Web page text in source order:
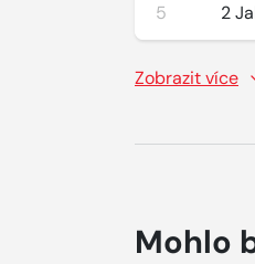
5 2
Zobrazit více
Mohlo